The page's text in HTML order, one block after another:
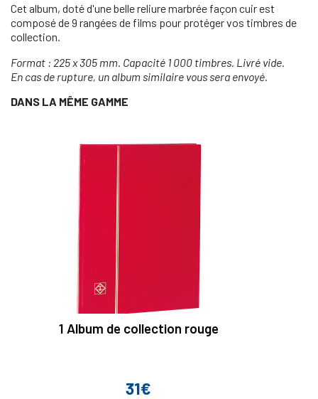
Cet album, doté d'une belle reliure marbrée façon cuir est
composé de 9 rangées de films pour protéger vos timbres de
collection.
Format : 225 x 305 mm. Capacité 1 000 timbres. Livré vide.
En cas de rupture, un album similaire vous sera envoyé.
DANS LA MÊME GAMME
1 Album de collection rouge
Prix
31€